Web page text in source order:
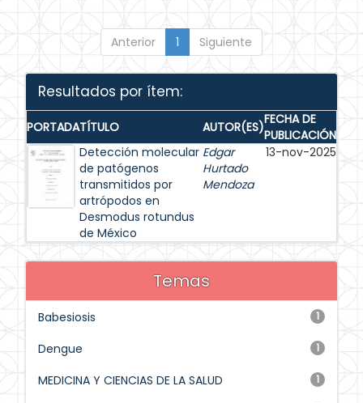
Anterior 1 Siguiente
Resultados por ítem:
PORTADATÍTULO AUTOR(ES)FECHA DE
PUBLICACIÓN
Detección molecular
de patógenos
transmitidos por
artrópodos en
Desmodus rotundus
de México
Edgar
Hurtado
Mendoza
13-nov-2025
Temas
1
Babesiosis
1
Dengue
1
MEDICINA Y CIENCIAS DE LA SALUD